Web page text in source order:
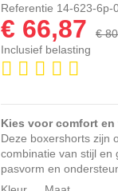
Referentie 14-623-6p-
€ 66,87 €
Inclusief belasting
Kies voor comfort
Deze boxershorts zijn
combinatie van stijl en
pasvorm en